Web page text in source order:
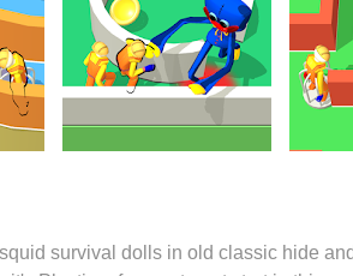
survival dolls in old classic hide